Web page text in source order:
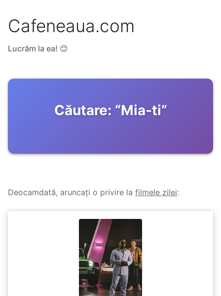
Cafeneaua.com
Lucrăm la ea! 😊
Căutare: “Mia-ti”
Deocamdată, aruncați o privire la filmele zilei: